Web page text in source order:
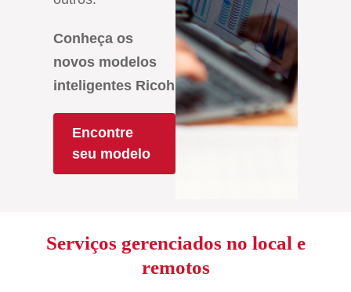
Conheça os
novos modelos
inteligentes Ricoh
Encontre
seu modelo
Serviços gerenciados no local e
remotos